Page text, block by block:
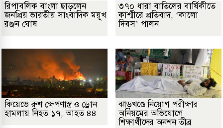
রিপাবলিক বাংলা ছাড়লেন
জনপ্রিয় ভারতীয় সাংবাদিক ময়ূখ
রঞ্জন ঘোষ
৩৭০ ধারা বাতিলের বার্ষিকীতে
কাশ্মীরে প্রতিবাদ, ‘কালো
দিবস’ পালন
কিয়েভে রুশ ক্ষেপণাস্ত্র ও ড্রোন
হামলায় নিহত ১৭, আহত ৪৪
ঝাড়খণ্ডে নিয়োগ পরীক্ষার
অনিয়মের অভিযোগে
শিক্ষার্থীদের অনশন তীব্র